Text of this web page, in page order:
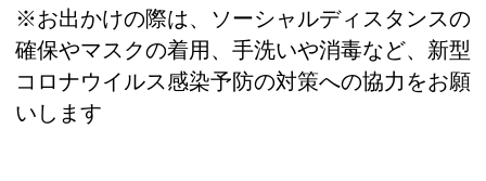
※お出かけの際は、ソーシャルディスタンスの
確保やマスクの着用、手洗いや消毒など、新型
コロナウイルス感染予防の対策への協力をお願
いします